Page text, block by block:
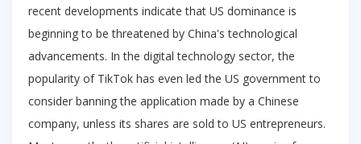
recent developments indicate that US dominance is
beginning to be threatened by China's technological
advancements. In the digital technology sector, the
popularity of TikTok has even led the US government to
consider banning the application made by a Chinese
company, unless its shares are sold to US entrepreneurs.